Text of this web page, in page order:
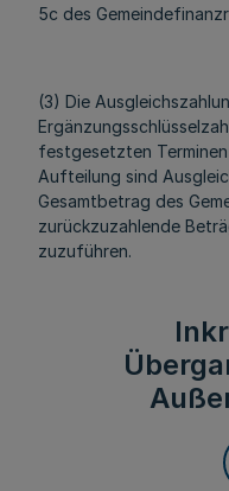
5c des
(3) Die
festgesetzten
Aufteilung sind
Gesamtbetrag des
zurückzuzahlende
zuzuführen.